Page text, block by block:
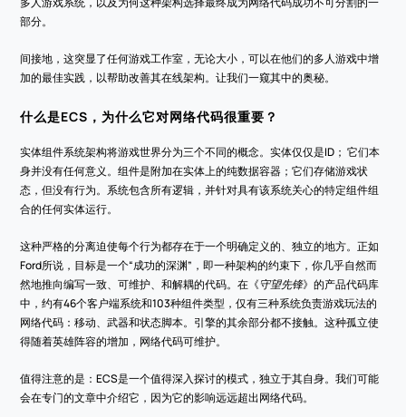
部分。
间接地，这突显了任何游戏工作室，无论大小，可以在他们的多人游戏中增
加的最佳实践，以帮助改善其在线架构。让我们一窥其中的奥秘。
什么是ECS，为什么它对网络代码很重要？
实体组件系统架构将游戏世界分为三个不同的概念。实体仅仅是ID； 它们本
身并没有任何意义。组件是附加在实体上的纯数据容器；它们存储游戏状
态，但没有行为。系统包含所有逻辑，并针对具有该系统关心的特定组件组
合的任何实体运行。
这种严格的分离迫使每个行为都存在于一个明确定义的、独立的地方。正如
Ford所说，目标是一个“成功的深渊”，即一种架构的约束下，你几乎自然而
然地推向编写一致、可维护、和解耦的代码。在《守望先锋》的产品代码库
中，约有46个客户端系统和103种组件类型，仅有三种系统负责游戏玩法的
网络代码：移动、武器和状态脚本。引擎的其余部分都不接触。这种孤立使
得随着英雄阵容的增加，网络代码可维护。
值得注意的是：ECS是一个值得深入探讨的模式，独立于其自身。我们可能
会在专门的文章中介绍它，因为它的影响远远超出网络代码。